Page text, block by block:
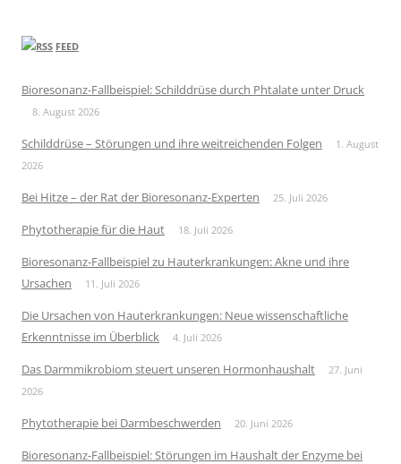
FEED
Bioresonanz-Fallbeispiel: Schilddrüse durch Phtalate unter Druck
8. August 2026
Schilddrüse – Störungen und ihre weitreichenden Folgen
1. August
2026
Bei Hitze – der Rat der Bioresonanz-Experten 25. Juli 2026
Phytotherapie für die Haut 18. Juli 2026
Bioresonanz-Fallbeispiel zu Hauterkrankungen: Akne und ihre
Ursachen
11. Juli 2026
Die Ursachen von Hauterkrankungen: Neue wissenschaftliche
Erkenntnisse im Überblick
4. Juli 2026
Das Darmmikrobiom steuert unseren Hormonhaushalt
27. Juni
2026
Phytotherapie bei Darmbeschwerden 20. Juni 2026
Bioresonanz-Fallbeispiel: Störungen im Haushalt der Enzyme bei